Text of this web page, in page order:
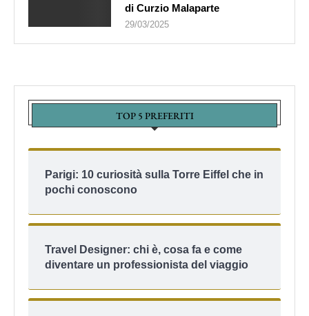
di Curzio Malaparte
29/03/2025
TOP 5 PREFERITI
Parigi: 10 curiosità sulla Torre Eiffel che in
pochi conoscono
Travel Designer: chi è, cosa fa e come
diventare un professionista del viaggio